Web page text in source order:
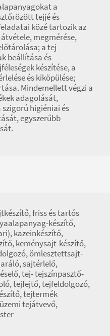
a
tejjé és
közé tartozik az
megmérése,
a tej
beállítása és
készítése, a
és kiköpülése;
Mindemellett végzi a
adagolását,
higiéniai és
egyszerűbb
friss és tartós
készítő,
kazeinkészítő,
keménysajt-készítő,
ömlesztettsajt-
sajtérlelő,
tej- tejszínpasztő-
tejfejtő, tejfeldolgozó,
tejtermék
tejátvevő,